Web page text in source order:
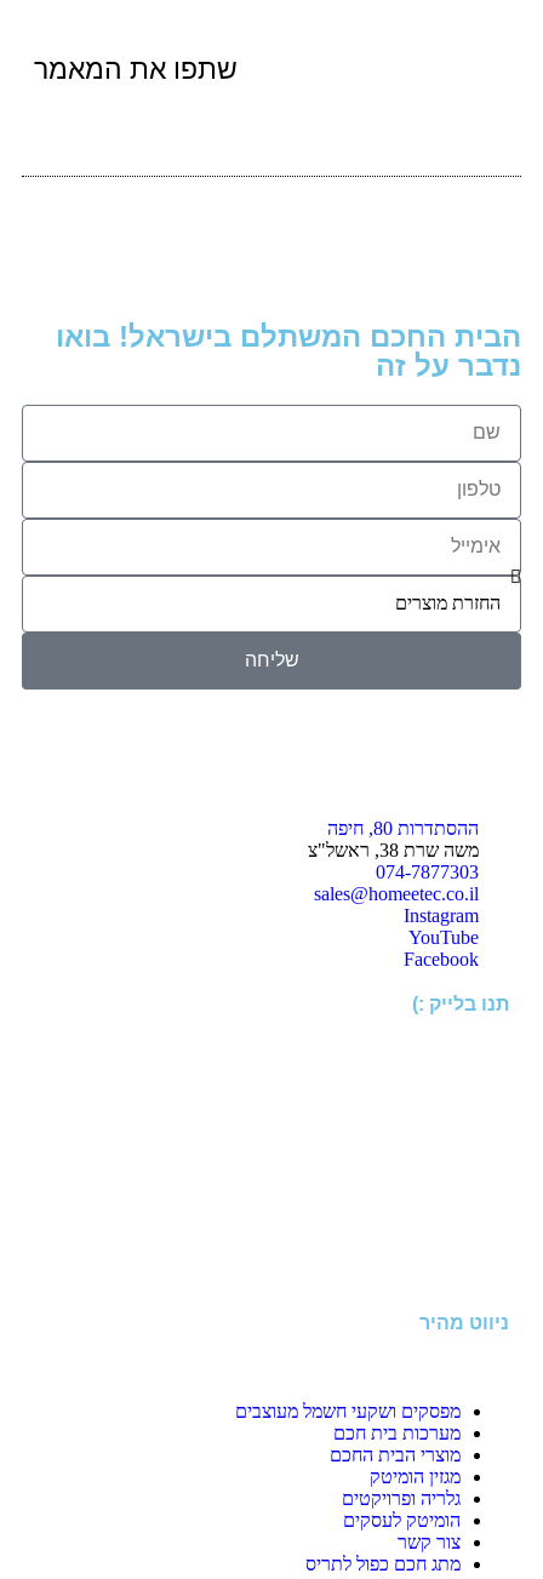
שתפו את המאמר
הבית החכם המשתלם בישראל! בואו
נדבר על זה
שליחה
ההסתדרות 80, חיפה
משה שרת 38, ראשל"צ
074-7877303
sales@homeetec.co.il
Instagram
YouTube
Facebook
תנו בלייק :)
ניווט מהיר
מפסקים ושקעי חשמל מעוצבים
מערכות בית חכם
מוצרי הבית החכם
מגזין הומיטק
גלריה ופרויקטים
הומיטק לעסקים
צור קשר
מתג חכם כפול לתריס